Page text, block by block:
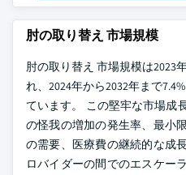
肘の取り替え 市場規模
肘の取り替え 市場規模は2023
れ、2024年から2032年まで
ています。 この堅牢な市場成
の怪我の増加の発生率、最小
の需要、医療費の継続的な成
ロバイダーの間でのエスケー